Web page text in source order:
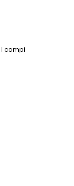
I campi